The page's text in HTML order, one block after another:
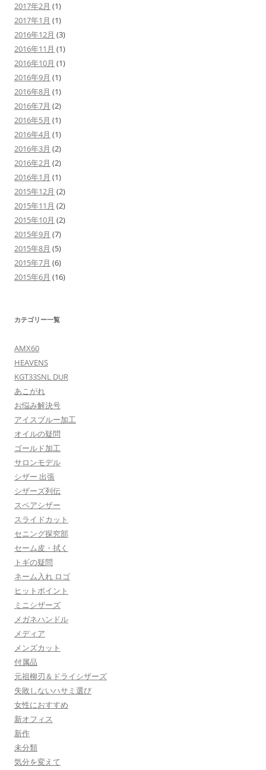
2017年2月 (1)
2017年1月 (1)
2016年12月 (3)
2016年11月 (1)
2016年10月 (1)
2016年9月 (1)
2016年8月 (1)
2016年7月 (2)
2016年5月 (1)
2016年4月 (1)
2016年3月 (2)
2016年2月 (2)
2016年1月 (1)
2015年12月 (2)
2015年11月 (2)
2015年10月 (2)
2015年9月 (7)
2015年8月 (5)
2015年7月 (6)
2015年6月 (16)
カテゴリー一覧
AMX60
HEAVENS
KGT33SNL DUR
あこがれ
お悩み解決号
アイスブルー加工
オイルの疑問
ゴールド加工
サロンモデル
シザー 出張
シザーズ列伝
スペアシザー
スライドカット
セニング探究部
セーム皮・拭く
トギの疑問
ネーム入れ ロゴ
ヒットポイント
ミニシザーズ
メガネハンドル
メディア
メンズカット
付属品
元祖柳刃＆ドライシザーズ
失敗しないハサミ選び
女性におすすめ
新オフィス
新作
未分類
気分を変えて